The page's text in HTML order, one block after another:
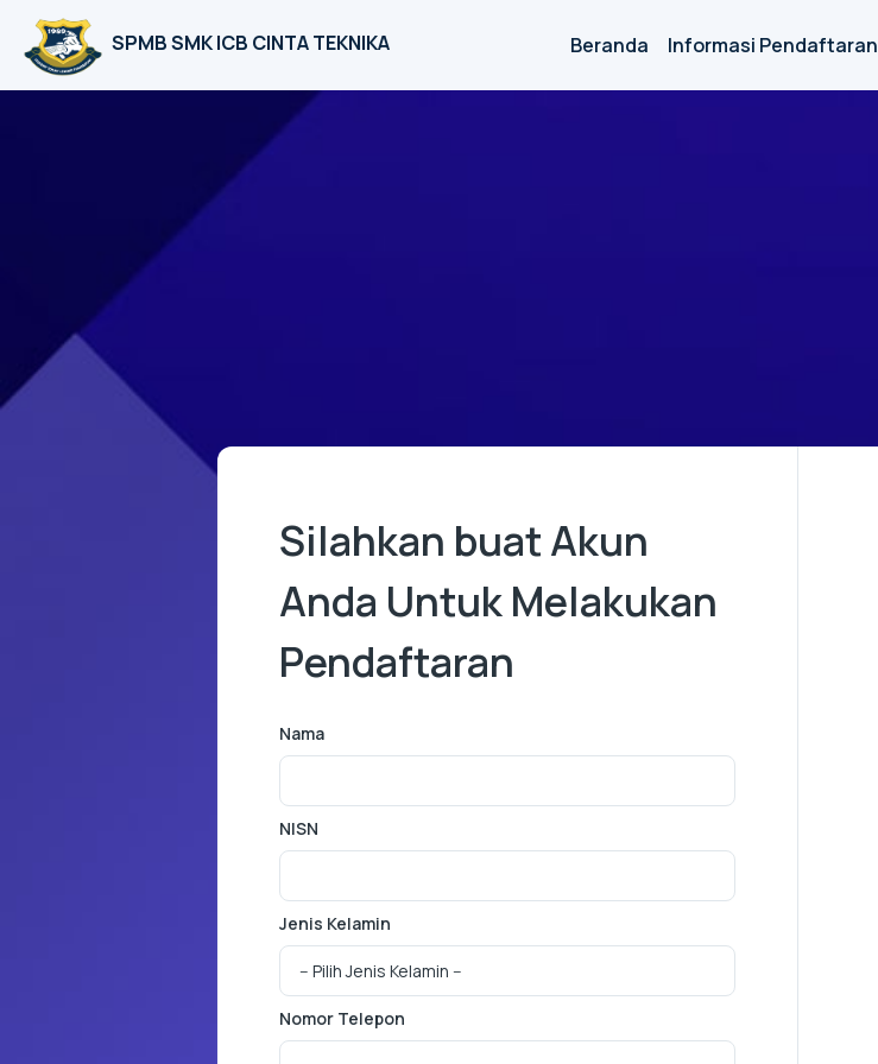
SPMB SMK ICB CINTA TEKNIKA Beranda Informasi Pendaftaran
Silahkan buat Akun
Anda Untuk Melakukan
Pendaftaran
Nama
NISN
Jenis Kelamin
Nomor Telepon